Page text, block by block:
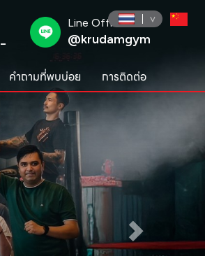
Line Official :
@krudamgym
คำถามที่พบบ่อย การติดต่อ